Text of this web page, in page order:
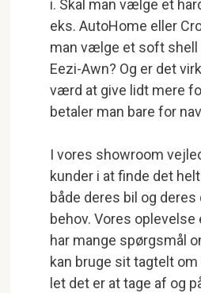
i. Skal man vælge et
eks. AutoHome eller
man vælge et soft shell
Eezi-Awn? Og er det
værd at give lidt mere
betaler man bare for
I vores showroom
kunder i at finde det
både deres bil og
behov. Vores oplevelse
har mange spørgsmål
kan bruge sit tagtelt
let det er at tage af og